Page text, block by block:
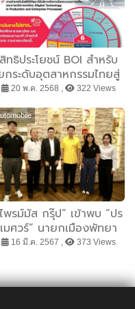
สิทธิประโยชน์ BOI สำหรับ
กระดับอุตสาหกรรมไทยสู่
Industry 4.0 เพื่อผู้ประกอบ
การทุกกลุ่ม ที่สนใจหรือ
ลงทุนในเครื่องจักร
20 พ.ค. 2568 , 322 Views
พรม์มัส กรุ๊ป” เข้าพบ “ปร
เมศวร์” นายกเมืองพัทยา
16 มี.ค. 2567 , 373 Views